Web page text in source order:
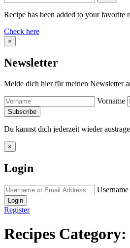
Recipe has been added to your favorite
Check here
×
Newsletter
Melde dich hier für meinen Newsletter
Vorname
Du kannst dich jederzeit wieder
×
Login
Login
Register
Recipes Category: